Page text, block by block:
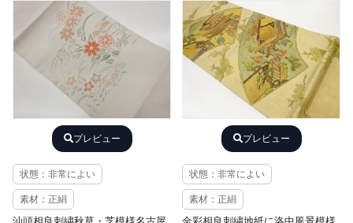
プレビュー
状態：非常によい
素材：正絹
プレビュー
状態：非常によい
素材：正絹